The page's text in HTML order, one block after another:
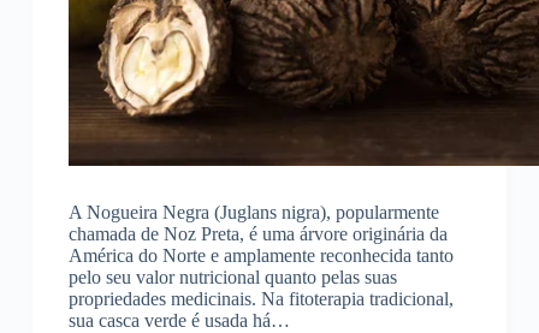
A Nogueira Negra (Juglans nigra), popularmente
chamada de Noz Preta, é uma árvore originária da
América do Norte e amplamente reconhecida tanto
pelo seu valor nutricional quanto pelas suas
propriedades medicinais. Na fitoterapia tradicional,
sua casca verde é usada há…